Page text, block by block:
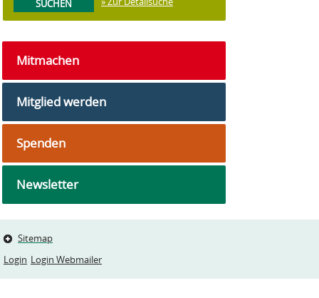
Mitmachen
Mitglied werden
Spenden
Newsletter
Sitemap
Login Login Webmailer